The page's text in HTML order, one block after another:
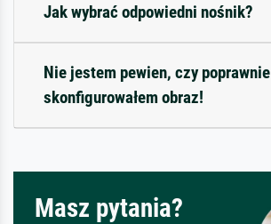
Jak wybrać odpowiedni nośnik?
Nie jestem pewien, czy poprawnie
skonfigurowałem obraz!
Masz pytania?